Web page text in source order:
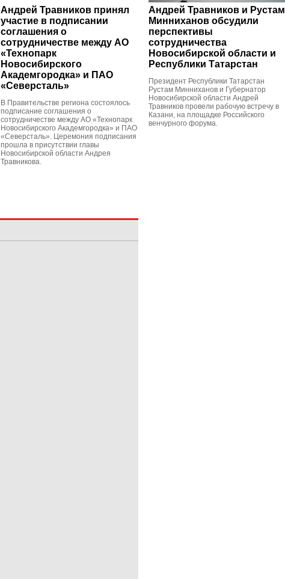
Андрей Травников принял
участие в подписании
соглашения о
сотрудничестве между АО
«Технопарк
Новосибирского
Академгородка» и ПАО
«Северсталь»
В Правительстве региона состоялось
подписание соглашения о
сотрудничестве между АО «Технопарк
Новосибирского Академгородка» и ПАО
«Северсталь». Церемония подписания
прошла в присутствии главы
Новосибирской области Андрея
Травникова.
Андрей Травников и Рустам
Минниханов обсудили
перспективы
сотрудничества
Новосибирской области и
Республики Татарстан
Президент Республики Татарстан
Рустам Минниханов и Губернатор
Новосибирской области Андрей
Травников провели рабочую встречу в
Казани, на площадке Российского
венчурного форума.